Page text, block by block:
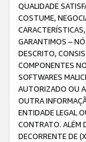
QUALIDADE
COSTUME,
GARANTIMOS –
DESCRITO,
COMPONENTES
SOFTWARES
AUTORIZADO OU
OUTRA
ENTIDADE LEGAL
CONTRATO. ALÉM
DECORRENTE DE